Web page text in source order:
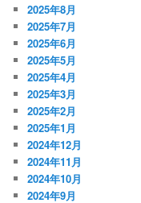
2025年8月
2025年7月
2025年6月
2025年5月
2025年4月
2025年3月
2025年2月
2025年1月
2024年12月
2024年11月
2024年10月
2024年9月